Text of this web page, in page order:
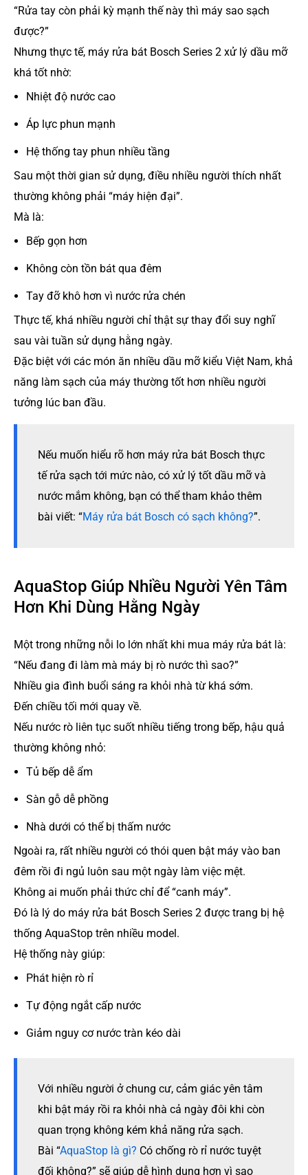
“Rửa tay còn phải kỳ mạnh thế này thì máy sao sạch
được?”
Nhưng thực tế, máy rửa bát Bosch Series 2 xử lý dầu mỡ
khá tốt nhờ:
Nhiệt độ nước cao
Áp lực phun mạnh
Hệ thống tay phun nhiều tầng
Sau một thời gian sử dụng, điều nhiều người thích nhất
thường không phải “máy hiện đại”.
Mà là:
Bếp gọn hơn
Không còn tồn bát qua đêm
Tay đỡ khô hơn vì nước rửa chén
Thực tế, khá nhiều người chỉ thật sự thay đổi suy nghĩ
sau vài tuần sử dụng hằng ngày.
Đặc biệt với các món ăn nhiều dầu mỡ kiểu Việt Nam, khả
năng làm sạch của máy thường tốt hơn nhiều người
tưởng lúc ban đầu.
Nếu muốn hiểu rõ hơn máy rửa bát Bosch thực
tế rửa sạch tới mức nào, có xử lý tốt dầu mỡ và
nước mắm không, bạn có thể tham khảo thêm
bài viết: “Máy rửa bát Bosch có sạch không?”.
AquaStop Giúp Nhiều Người Yên Tâm
Hơn Khi Dùng Hằng Ngày
Một trong những nỗi lo lớn nhất khi mua máy rửa bát là:
“Nếu đang đi làm mà máy bị rò nước thì sao?”
Nhiều gia đình buổi sáng ra khỏi nhà từ khá sớm.
Đến chiều tối mới quay về.
Nếu nước rò liên tục suốt nhiều tiếng trong bếp, hậu quả
thường không nhỏ:
Tủ bếp dễ ẩm
Sàn gỗ dễ phồng
Nhà dưới có thể bị thấm nước
Ngoài ra, rất nhiều người có thói quen bật máy vào ban
đêm rồi đi ngủ luôn sau một ngày làm việc mệt.
Không ai muốn phải thức chỉ để “canh máy”.
Đó là lý do máy rửa bát Bosch Series 2 được trang bị hệ
thống AquaStop trên nhiều model.
Hệ thống này giúp:
Phát hiện rò rỉ
Tự động ngắt cấp nước
Giảm nguy cơ nước tràn kéo dài
Với nhiều người ở chung cư, cảm giác yên tâm
khi bật máy rồi ra khỏi nhà cả ngày đôi khi còn
quan trọng không kém khả năng rửa sạch.
Bài “AquaStop là gì? Có chống rò rỉ nước tuyệt
đối không?” sẽ giúp dễ hình dung hơn vì sao